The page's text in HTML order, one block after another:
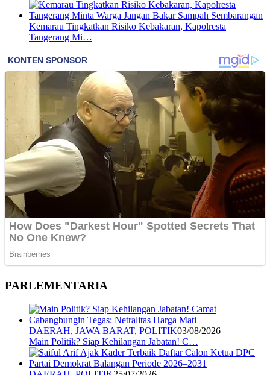
Kemarau Tingkatkan Risiko Kebakaran, Kapolresta
Tangerang Mi…
PARLEMENTARIA
DAERAH, JAWA BARAT, POLITIK03/08/2026
Main Politik? Siap Kehilangan Jabatan! C…